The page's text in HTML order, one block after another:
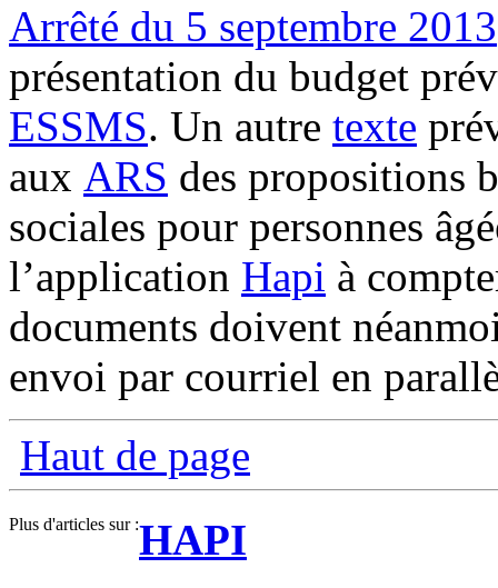
Arrêté du 5 septembre 2013
présentation du budget
ESSMS. Un autre texte
aux ARS des propositions
sociales pour personnes
l’application Hapi à
documents doivent
envoi par courriel en
Haut de page
Plus d'articles sur :HAPI